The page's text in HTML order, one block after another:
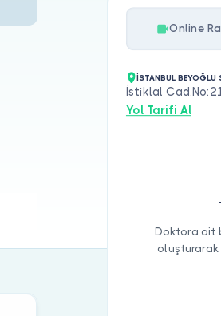
Online
İSTANBUL BEYOĞLU
İstiklal
Yol Tarifi Al
Doktora ait
oluşturarak